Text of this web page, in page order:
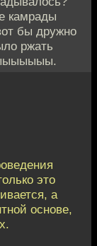
камрады
бы дружно
ржать
это
а
основе,